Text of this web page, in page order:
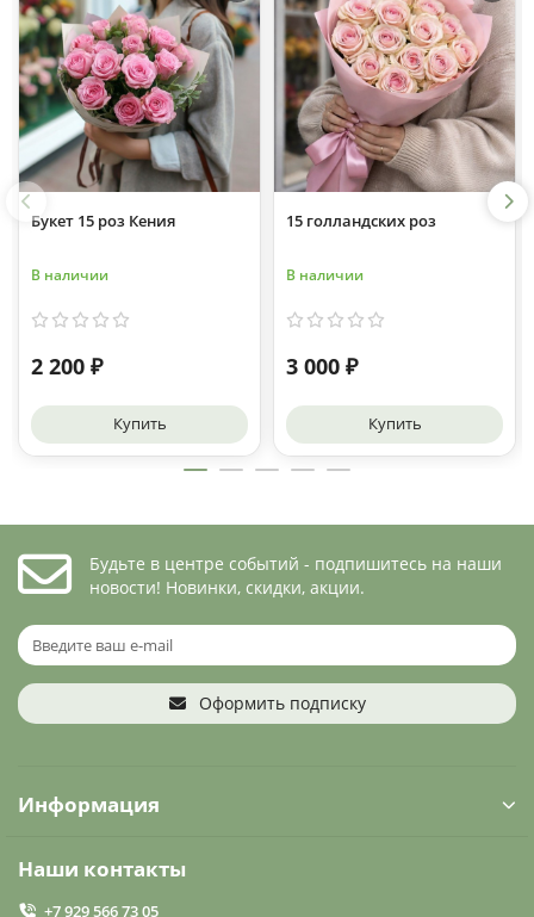
Букет 15 роз Кения
В наличии
2 200 ₽
Купить
15 голландских роз
В наличии
3 000 ₽
Купить
Будьте в центре событий - подпишитесь на наши
новости! Новинки, скидки, акции.
Оформить подписку
Информация
Наши контакты
+7 929 566 73 05